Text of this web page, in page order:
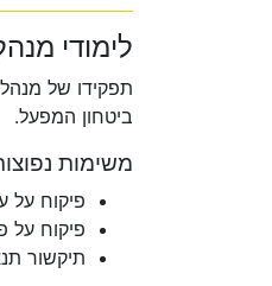
לימודי
תפקידו של
ביטחון המפעל.
משימות
פיקוח על
פיקוח על
תיקשור